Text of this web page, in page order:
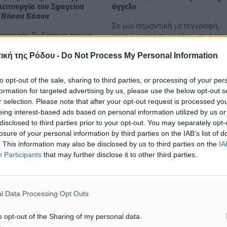
της Ρόδου - Do Not Process My Personal Information
opt-out of the sale, sharing to third parties, or processing of your
for targeted advertising by us, please use the below opt-out
selection. Please note that after your opt-out request is processed
interest-based ads based on personal information utilized by us
to third parties prior to your opt-out. You may separately
of your personal information by third parties on the IAB’s list of
This information may also be disclosed by us to third parties on the
Participants that may further disclose it to other third parties.
Data Processing Opt Outs
opt-out of the Sharing of my personal data.
του Σφαγείου
Νήσου Κάσου
Το ζήτημα της μη
Αναφορά του προς τους
Άμυνας και ...
άγγελο
Σε μία σημαντική μετεγγραφή,
ενισχύοντας περαιτέρω το
περιόδου 2021-2022,
...
18.08.21, 13:42